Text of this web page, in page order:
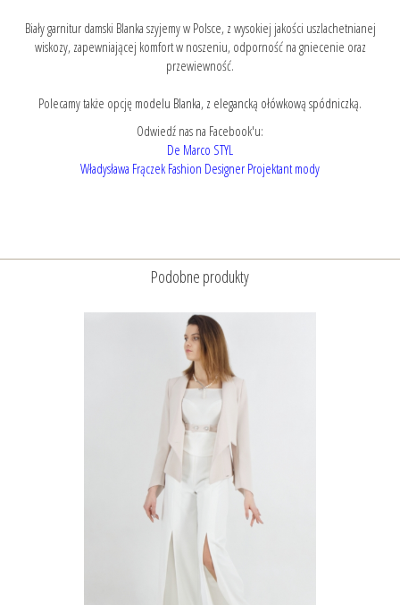
Biały garnitur damski Blanka szyjemy w Polsce, z wysokiej jakości uszlachetnianej
wiskozy, zapewniającej komfort w noszeniu, odporność na gniecenie oraz
przewiewność.
Polecamy także opcję modelu Blanka, z elegancką ołówkową spódniczką.
Odwiedź nas na Facebook'u:
De Marco STYL
Władysława Frączek Fashion Designer Projektant mody
Podobne produkty